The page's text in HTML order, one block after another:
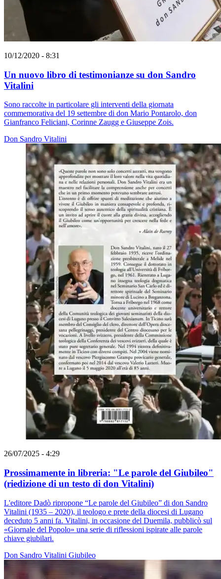
10/12/2020 - 8:31
Un nuovo libro di testimonianze su don Sandro
Vitalini
Sono raccolte in particolare gli interventi della giornata
commemorativa del 19 settembre di don Mario Pontarolo, don
Gianfranco Feliciani, Corinne Zaugg e Giuseppe Zois.
Don Sandro Vitalini
26/07/2025 - 4:29
Prossimamente in libreria: "Le parole del Giubileo"
(riedizione di un testo di don Vitalini)
L'editore Dadò ripropone “Le parole del Giubileo” di don Sandro
Vitalini (1935 – 2020), il teologo e prete della diocesi di Lugano
deceduto 5 anni fa. Vitalini, in occasione del Duemila, pubblicò sul
«Giornale del Popolo» una serie di riflessioni ispirate alle parole
chiave giubilari.
Don Sandro Vitalini Giubileo